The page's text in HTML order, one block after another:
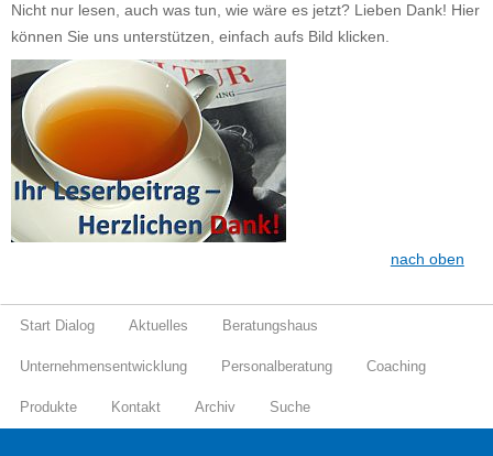
Nicht nur lesen, auch was tun, wie wäre es jetzt? Lieben Dank! Hier
können Sie uns unterstützen, einfach aufs Bild klicken.
nach oben
Start Dialog Aktuelles Beratungshaus
Unternehmensentwicklung Personalberatung Coaching
Produkte Kontakt Archiv Suche